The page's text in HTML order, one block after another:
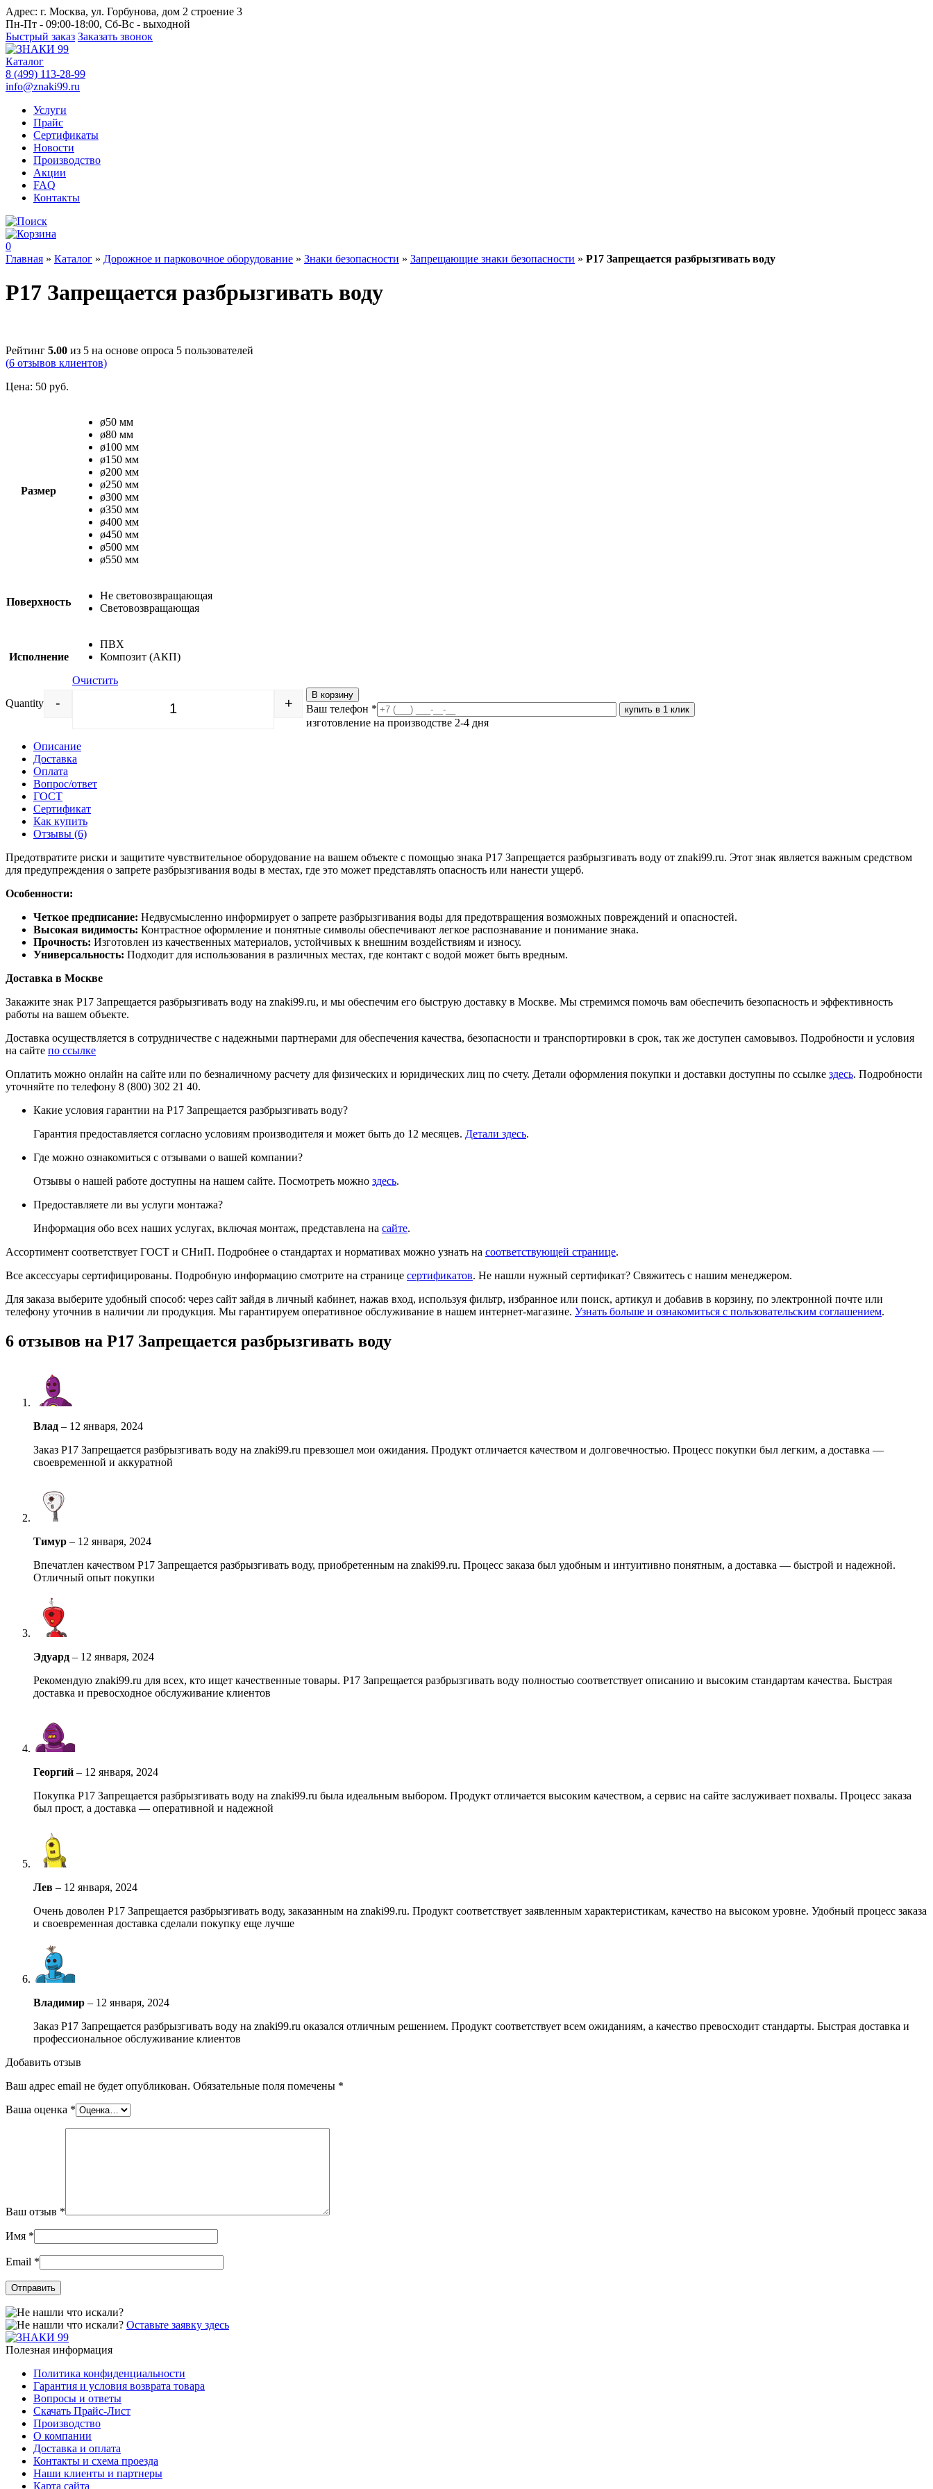
Адрес: г. Москва, ул. Горбунова, дом 2 строение 3
Пн-Пт - 09:00-18:00, Сб-Вс - выходной
Быстрый заказ Заказать звонок
Каталог
8 (499) 113-28-99
info@znaki99.ru
Услуги
Прайс
Сертификаты
Новости
Производство
Акции
FAQ
Контакты
0
Главная » Каталог » Дорожное и парковочное оборудование » Знаки безопасности » Запрещающие знаки безопасности » Р17 Запрещается разбрызгивать воду
Р17 Запрещается разбрызгивать воду
Рейтинг 5.00 из 5 на основе опроса 5 пользователей
(6 отзывов клиентов)
Цена: 50 руб.
Размер
ø50 мм
ø80 мм
ø100 мм
ø150 мм
ø200 мм
ø250 мм
ø300 мм
ø350 мм
ø400 мм
ø450 мм
ø500 мм
ø550 мм
Поверхность
Не световозвращающая
Cветовозвращающая
Исполнение
ПВХ
Композит (АКП)
Очистить
Quantity
- +
В корзину
Ваш телефон *
изготовление на производстве 2-4 дня
Описание
Доставка
Оплата
Вопрос/ответ
ГОСТ
Сертификат
Как купить
Отзывы (6)
Предотвратите риски и защитите чувствительное оборудование на вашем объекте с помощью знака Р17 Запрещается разбрызгивать воду от znaki99.ru. Этот знак является важным средством
для предупреждения о запрете разбрызгивания воды в местах, где это может представлять опасность или нанести ущерб.
Особенности:
Четкое предписание: Недвусмысленно информирует о запрете разбрызгивания воды для предотвращения возможных повреждений и опасностей.
Высокая видимость: Контрастное оформление и понятные символы обеспечивают легкое распознавание и понимание знака.
Прочность: Изготовлен из качественных материалов, устойчивых к внешним воздействиям и износу.
Универсальность: Подходит для использования в различных местах, где контакт с водой может быть вредным.
Доставка в Москве
Закажите знак Р17 Запрещается разбрызгивать воду на znaki99.ru, и мы обеспечим его быструю доставку в Москве. Мы стремимся помочь вам обеспечить безопасность и эффективность
работы на вашем объекте.
Доставка осуществляется в сотрудничестве с надежными партнерами для обеспечения качества, безопасности и транспортировки в срок, так же доступен самовывоз. Подробности и условия
на сайте по ссылке
Оплатить можно онлайн на сайте или по безналичному расчету для физических и юридических лиц по счету. Детали оформления покупки и доставки доступны по ссылке здесь. Подробности
уточняйте по телефону 8 (800) 302 21 40.
Какие условия гарантии на Р17 Запрещается разбрызгивать воду?
Гарантия предоставляется согласно условиям производителя и может быть до 12 месяцев. Детали здесь.
Где можно ознакомиться с отзывами о вашей компании?
Отзывы о нашей работе доступны на нашем сайте. Посмотреть можно здесь.
Предоставляете ли вы услуги монтажа?
Информация обо всех наших услугах, включая монтаж, представлена на сайте.
Ассортимент соответствует ГОСТ и СНиП. Подробнее о стандартах и нормативах можно узнать на соответствующей странице.
Все аксессуары сертифицированы. Подробную информацию смотрите на странице сертификатов. Не нашли нужный сертификат? Свяжитесь с нашим менеджером.
Для заказа выберите удобный способ: через сайт зайдя в личный кабинет, нажав вход, используя фильтр, избранное или поиск, артикул и добавив в корзину, по электронной почте или
телефону уточнив в наличии ли продукция. Мы гарантируем оперативное обслуживание в нашем интернет-магазине. Узнать больше и ознакомиться с пользовательским соглашением.
6 отзывов на Р17 Запрещается разбрызгивать воду
Влад – 12 января, 2024
Заказ Р17 Запрещается разбрызгивать воду на znaki99.ru превзошел мои ожидания. Продукт отличается качеством и долговечностью. Процесс покупки был легким, а доставка —
своевременной и аккуратной
Тимур – 12 января, 2024
Впечатлен качеством Р17 Запрещается разбрызгивать воду, приобретенным на znaki99.ru. Процесс заказа был удобным и интуитивно понятным, а доставка — быстрой и надежной.
Отличный опыт покупки
Эдуард – 12 января, 2024
Рекомендую znaki99.ru для всех, кто ищет качественные товары. Р17 Запрещается разбрызгивать воду полностью соответствует описанию и высоким стандартам качества. Быстрая
доставка и превосходное обслуживание клиентов
Георгий – 12 января, 2024
Покупка Р17 Запрещается разбрызгивать воду на znaki99.ru была идеальным выбором. Продукт отличается высоким качеством, а сервис на сайте заслуживает похвалы. Процесс заказа
был прост, а доставка — оперативной и надежной
Лев – 12 января, 2024
Очень доволен Р17 Запрещается разбрызгивать воду, заказанным на znaki99.ru. Продукт соответствует заявленным характеристикам, качество на высоком уровне. Удобный процесс заказа
и своевременная доставка сделали покупку еще лучше
Владимир – 12 января, 2024
Заказ Р17 Запрещается разбрызгивать воду на znaki99.ru оказался отличным решением. Продукт соответствует всем ожиданиям, а качество превосходит стандарты. Быстрая доставка и
профессиональное обслуживание клиентов
Добавить отзыв
Ваш адрес email не будет опубликован. Обязательные поля помечены *
Ваша оценка *
Ваш отзыв *
Имя *
Email *
Оставьте заявку здесь
Полезная информация
Политика конфиденциальности
Гарантия и условия возврата товара
Вопросы и ответы
Скачать Прайс-Лист
Производство
О компании
Доставка и оплата
Контакты и схема проезда
Наши клиенты и партнеры
Карта сайта